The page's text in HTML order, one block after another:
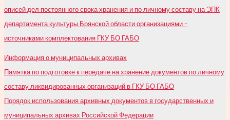
описей дел постоянного срока хранения и по личному составу на ЭПК
департамента культуры Брянской области организациями –
источниками комплектования ГКУ БО ГАБО
Информация о муниципальных архивах
Памятка по подготовке к передаче на хранение документов по личному
составу ликвидированных организаций в ГКУ БО ГАБО
Порядок использования архивных документов в государственных и
муниципальных архивах Российской Федерации